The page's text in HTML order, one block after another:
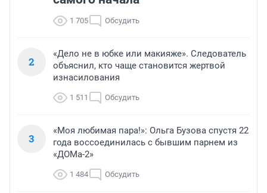
1 705 Обсудить
2
«Дело не в юбке или макияже». Следователь
объяснил, кто чаще становится жертвой
изнасилования
1 511 Обсудить
3
«Моя любимая пара!»: Ольга Бузова спустя 22
года воссоединилась с бывшим парнем из
«ДОМа-2»
1 484 Обсудить